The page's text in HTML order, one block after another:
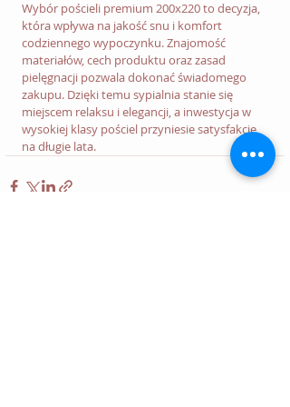
Wybór pościeli premium 200x220 to decyzja,
która wpływa na jakość snu i komfort
codziennego wypoczynku. Znajomość
materiałów, cech produktu oraz zasad
pielęgnacji pozwala dokonać świadomego
zakupu. Dzięki temu sypialnia stanie się
miejscem relaksu i elegancji, a inwestycja w
wysokiej klasy pościel przyniesie satysfakcję
na długie lata.